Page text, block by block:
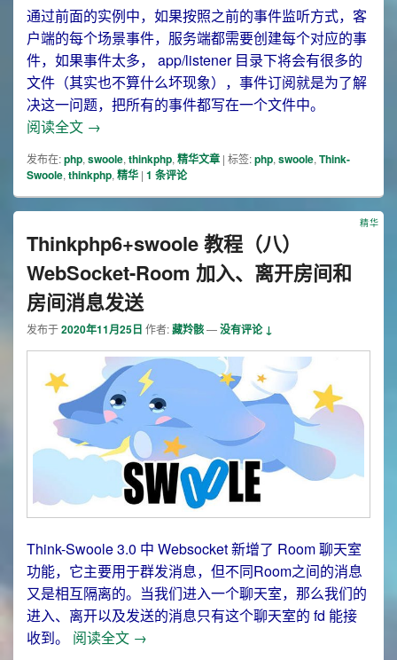
通过前面的实例中，如果按照之前的事件监听方式，客
户端的每个场景事件，服务端都需要创建每个对应的事
件，如果事件太多， app/listener 目录下将会有很多的
文件（其实也不算什么坏现象），事件订阅就是为了解
决这一问题，把所有的事件都写在一个文件中。
阅读全文 Thinkphp6+swoole 教程（九）WebSocket 事件
→
发布在:php, swoole, thinkphp, 精华文章 | 标签:php, swoole, Think-
Swoole, thinkphp, 精华 | 1 条评论
Thinkphp6+swoole 教程（八）
WebSocket-Room 加入、离开房间和
房间消息发送
精华
发布于2020年11月25日 作者:藏羚骸—没有评论 ↓
Think-Swoole 3.0 中 Websocket 新增了 Room 聊天室
功能，它主要用于群发消息，但不同Room之间的消息
又是相互隔离的。当我们进入一个聊天室，那么我们的
进入、离开以及发送的消息只有这个聊天室的 fd 能接
收到。 阅读全文 Thinkphp6+swoole 教程（八）
→